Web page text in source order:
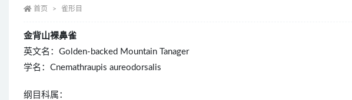
首页 雀形目
金背山裸鼻雀
英文名：Golden-backed Mountain Tanager
学名：Cnemathraupis aureodorsalis
纲目科属：